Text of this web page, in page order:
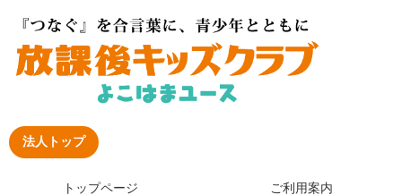
法人トップ
トップページ ご利用案内